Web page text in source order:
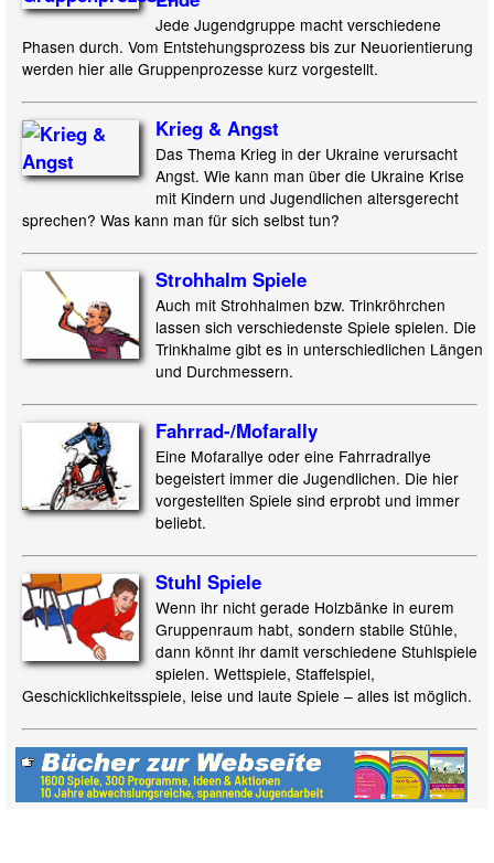
Jede Jugendgruppe macht verschiedene
Phasen durch. Vom Entstehungsprozess bis zur Neuorientierung
werden hier alle Gruppenprozesse kurz vorgestellt.
Krieg & Angst
Das Thema Krieg in der Ukraine verursacht
Angst. Wie kann man über die Ukraine Krise
mit Kindern und Jugendlichen altersgerecht
sprechen? Was kann man für sich selbst tun?
Strohhalm Spiele
Auch mit Strohhalmen bzw. Trinkröhrchen
lassen sich verschiedenste Spiele spielen. Die
Trinkhalme gibt es in unterschiedlichen Längen
und Durchmessern.
Fahrrad-/Mofarally
Eine Mofarallye oder eine Fahrradrallye
begeistert immer die Jugendlichen. Die hier
vorgestellten Spiele sind erprobt und immer
beliebt.
Stuhl Spiele
Wenn ihr nicht gerade Holzbänke in eurem
Gruppenraum habt, sondern stabile Stühle,
dann könnt ihr damit verschiedene Stuhlspiele
spielen. Wettspiele, Staffelspiel,
Geschicklichkeitsspiele, leise und laute Spiele – alles ist möglich.